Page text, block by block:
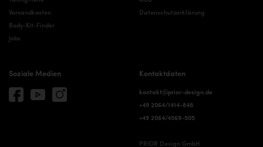
Versandkosten
Body-Kit-Finder
Jobs
Datenschutzerklärung
Soziale Medien Kontaktdaten
kontakt@prior-design.de
+49 2064/1414-848
+49 2064/4569-505
PRIOR Design GmbH